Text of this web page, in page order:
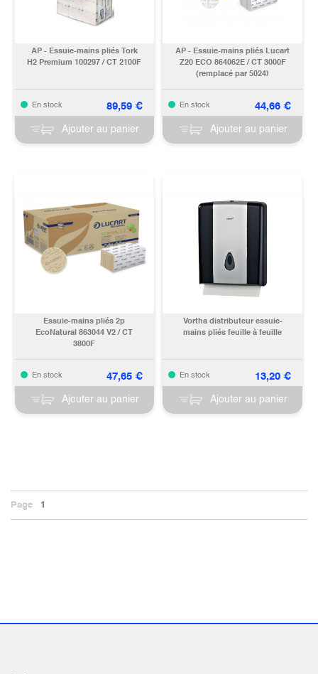
AP - Essuie-mains pliés Tork
H2 Premium 100297 / CT 2100F
En stock 89,59€
Ajouter au panier
AP - Essuie-mains pliés Lucart
Z20 ECO 864062E / CT 3000F
(remplacé par 5024)
En stock 44,66€
Ajouter au panier
Essuie-mains pliés 2p
EcoNatural 863044 V2 / CT
3800F
En stock 47,65€
Ajouter au panier
Vortha distributeur essuie-
mains pliés feuille à feuille
En stock 13,20€
Ajouter au panier
Page 1